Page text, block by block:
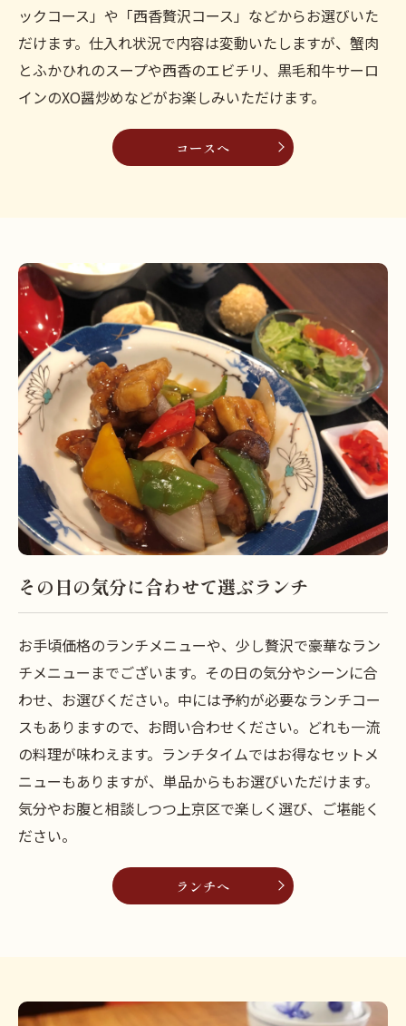
ックコース」や「西香贅沢コース」などからお選びいた
だけます。仕入れ状況で内容は変動いたしますが、蟹肉
とふかひれのスープや西香のエビチリ、黒毛和牛サーロ
インのXO醤炒めなどがお楽しみいただけます。
コースへ
その日の気分に合わせて選ぶランチ
お手頃価格のランチメニューや、少し贅沢で豪華なラン
チメニューまでございます。その日の気分やシーンに合
わせ、お選びください。中には予約が必要なランチコー
スもありますので、お問い合わせください。どれも一流
の料理が味わえます。ランチタイムではお得なセットメ
ニューもありますが、単品からもお選びいただけます。
気分やお腹と相談しつつ上京区で楽しく選び、ご堪能く
ださい。
ランチへ